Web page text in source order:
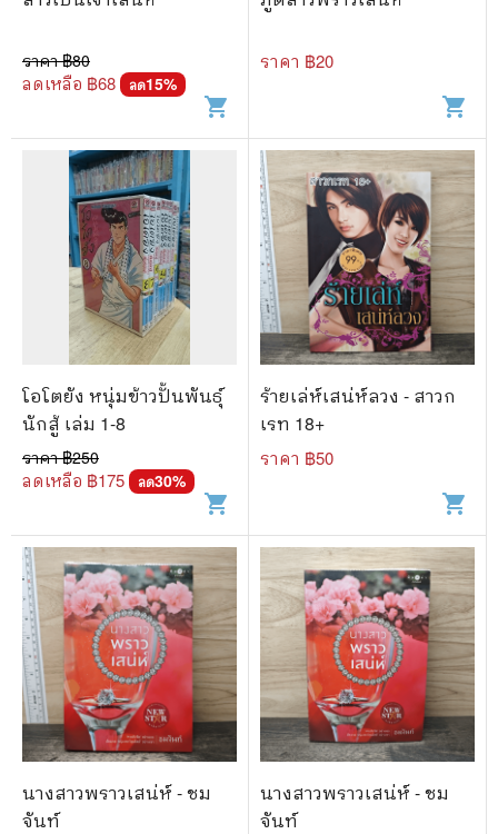
ราคา ฿80
ลดเหลือ ฿68 ลด15%
shopping_cart
ราคา ฿20
shopping_cart
โอโตยัง หนุ่มข้าวปั้นพันธุ์
นักสู้ เล่ม 1-8
ราคา ฿250
ลดเหลือ ฿175 ลด30%
shopping_cart
ร้ายเล่ห์เสน่ห์ลวง - สาวก
เรท 18+
ราคา ฿50
shopping_cart
นางสาวพราวเสน่ห์ - ชม
จันท์
นางสาวพราวเสน่ห์ - ชม
จันท์